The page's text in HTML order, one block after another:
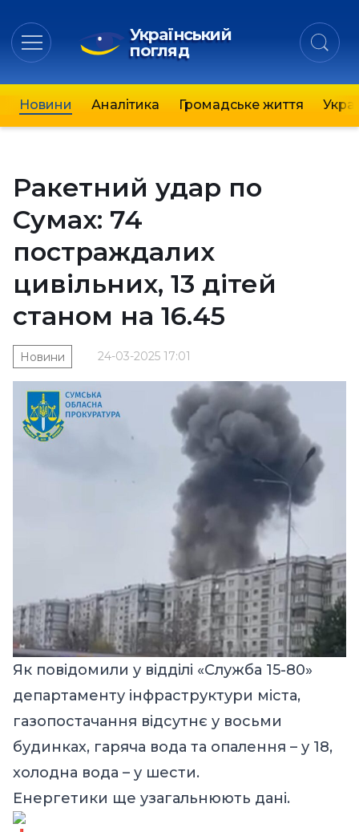
Український
погляд
Новини Аналітика Громадське життя
Ракетний удар по
Сумах: 74
постраждалих
цивільних, 13 дітей
станом на 16.45
24-03-2025 17:01
Новини
Як повідомили у відділі «Служба 15-80»
департаменту інфраструктури міста,
газопостачання відсутнє у восьми
будинках, гаряча вода та опалення – у 18,
холодна вода – у шести.
Енергетики ще узагальнюють дані.